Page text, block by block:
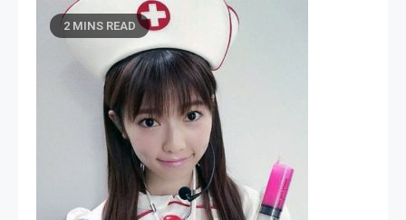
2 MINS READ